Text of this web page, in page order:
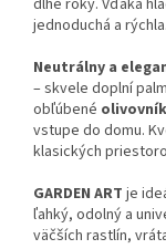
dlhé roky. Vďaka
jednoduchá a rýchla.
Neutrálny a
– skvele doplní
obľúbené
vstupe do domu.
klasických
GARDEN ART je
ľahký, odolný a
väčších rastlín,